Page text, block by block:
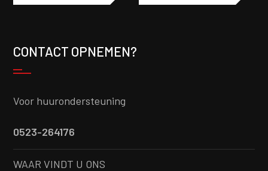
CONTACT OPNEMEN?
Voor huurondersteuning
0523-264176
WAAR VINDT U ONS